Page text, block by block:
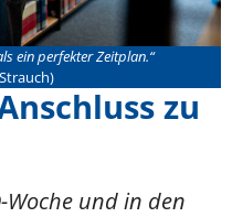
ein perfekter Zeitplan.“
zu
und in den